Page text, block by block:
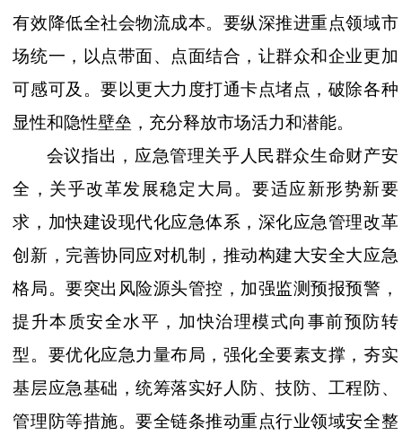
有效降低全社会物流成本。要纵深推进重点领域市
场统一，以点带面、点面结合，让群众和企业更加
可感可及。要以更大力度打通卡点堵点，破除各种
显性和隐性壁垒，充分释放市场活力和潜能。
会议指出，应急管理关乎人民群众生命财产安
全，关乎改革发展稳定大局。要适应新形势新要
求，加快建设现代化应急体系，深化应急管理改革
创新，完善协同应对机制，推动构建大安全大应急
格局。要突出风险源头管控，加强监测预报预警，
提升本质安全水平，加快治理模式向事前预防转
型。要优化应急力量布局，强化全要素支撑，夯实
基层应急基础，统筹落实好人防、技防、工程防、
管理防等措施。要全链条推动重点行业领域安全整